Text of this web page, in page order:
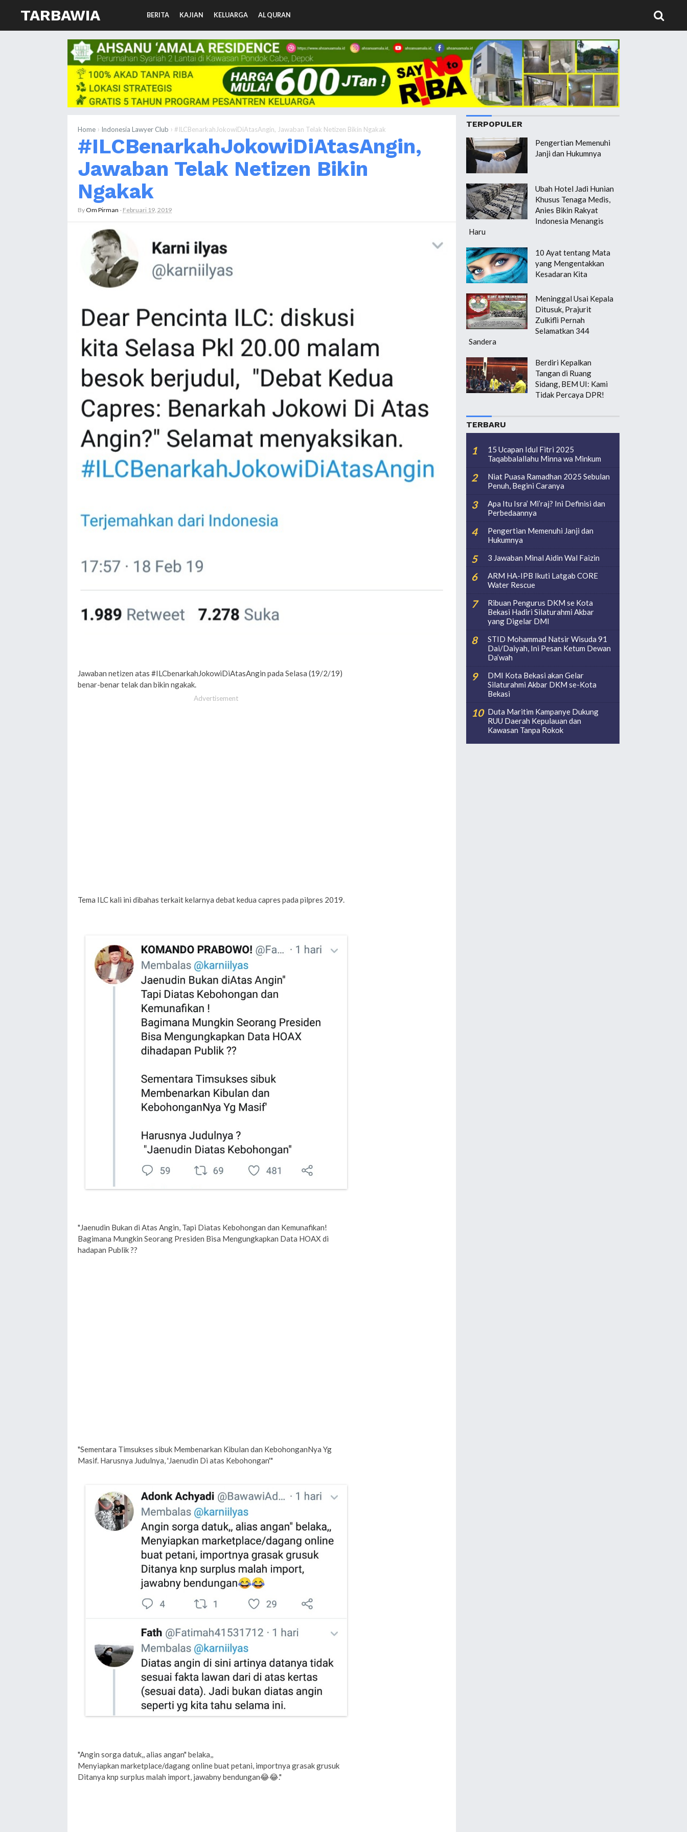
TARBAWIA BERITA KAJIAN KELUARGA AL QURAN
Home › Indonesia Lawyer Club › #ILCBenarkahJokowiDiAtasAngin, Jawaban Telak Netizen Bikin Ngakak
#ILCBenarkahJokowiDiAtasAngin,
Jawaban Telak Netizen Bikin
Ngakak
ByOm Pirman - Februari 19, 2019
Jawaban netizen atas #ILCbenarkahJokowiDiAtasAngin pada Selasa (19/2/19)
benar-benar telak dan bikin ngakak.
Advertisement
Tema ILC kali ini dibahas terkait kelarnya debat kedua capres pada pilpres 2019.
"Jaenudin Bukan di Atas Angin, Tapi Diatas Kebohongan dan Kemunafikan!
Bagimana Mungkin Seorang Presiden Bisa Mengungkapkan Data HOAX di
hadapan Publik ??
"Sementara Timsukses sibuk Membenarkan Kibulan dan KebohonganNya Yg
Masif. Harusnya Judulnya, 'Jaenudin Di atas Kebohongan'"
"Angin sorga datuk,, alias angan" belaka,,
Menyiapkan marketplace/dagang online buat petani, importnya grasak grusuk
Ditanya knp surplus malah import, jawabny bendungan😂😂."
TERPOPULER
Pengertian Memenuhi
Janji dan Hukumnya
Ubah Hotel Jadi Hunian
Khusus Tenaga Medis,
Anies Bikin Rakyat
Indonesia Menangis
Haru
10 Ayat tentang Mata
yang Mengentakkan
Kesadaran Kita
Meninggal Usai Kepala
Ditusuk, Prajurit
Zulkifli Pernah
Selamatkan 344
Sandera
Berdiri Kepalkan
Tangan di Ruang
Sidang, BEM UI: Kami
Tidak Percaya DPR!
TERBARU
15 Ucapan Idul Fitri 2025
Taqabbalallahu Minna wa Minkum
Niat Puasa Ramadhan 2025 Sebulan
Penuh, Begini Caranya
Apa Itu Isra’ Mi’raj? Ini Definisi dan
Perbedaannya
Pengertian Memenuhi Janji dan
Hukumnya
3 Jawaban Minal Aidin Wal Faizin
ARM HA-IPB Ikuti Latgab CORE
Water Rescue
Ribuan Pengurus DKM se Kota
Bekasi Hadiri Silaturahmi Akbar
yang Digelar DMI
STID Mohammad Natsir Wisuda 91
Dai/Daiyah, Ini Pesan Ketum Dewan
Da’wah
DMI Kota Bekasi akan Gelar
Silaturahmi Akbar DKM se-Kota
Bekasi
Duta Maritim Kampanye Dukung
RUU Daerah Kepulauan dan
Kawasan Tanpa Rokok